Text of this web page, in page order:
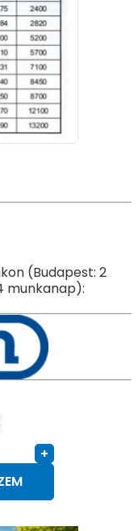
(Budapest: 2
munkanap):
+